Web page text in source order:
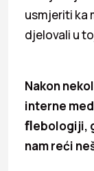
usmjeriti ka
djelovali u
Nakon
interne
ﬂebologiji,
nam reći